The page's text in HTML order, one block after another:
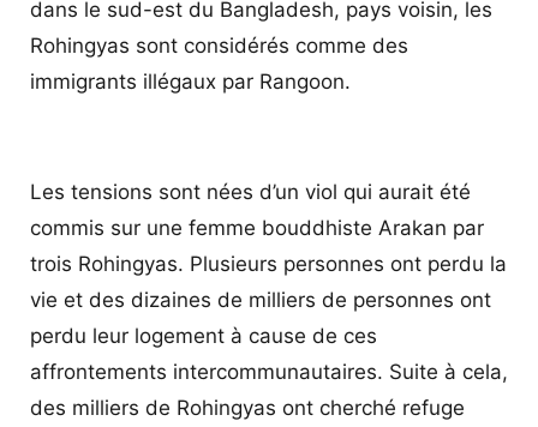
dans le sud-est du Bangladesh, pays voisin, les
Rohingyas sont considérés comme des
immigrants illégaux par Rangoon.
Les tensions sont nées d’un viol qui aurait été
commis sur une femme bouddhiste Arakan par
trois Rohingyas. Plusieurs personnes ont perdu la
vie et des dizaines de milliers de personnes ont
perdu leur logement à cause de ces
affrontements intercommunautaires. Suite à cela,
des milliers de Rohingyas ont cherché refuge